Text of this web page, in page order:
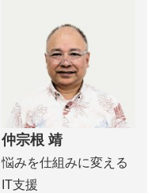
仲宗根 靖
悩みを仕組みに変える
IT支援